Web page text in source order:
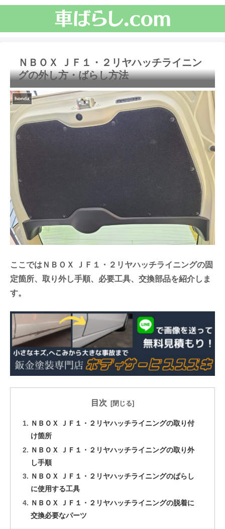
ＮＢＯＸ ＪＦ１・２リヤハッチライニン
グの外し方・ばらし方法
honda
ここではＮＢＯＸ ＪＦ１・２リヤハッチライニングの固
定箇所、取り外し手順、必要工具、交換部品を紹介しま
す。
目次
ＮＢＯＸ ＪＦ１・２リヤハッチライニングの取り付
け箇所
ＮＢＯＸ ＪＦ１・２リヤハッチライニングの取り外
し手順
ＮＢＯＸ ＪＦ１・２リヤハッチライニングのぱらし
に使用する工具
ＮＢＯＸ ＪＦ１・２リヤハッチライニングの脱着に
交換必要なパーツ